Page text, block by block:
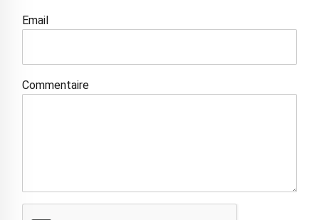
Email
Commentaire